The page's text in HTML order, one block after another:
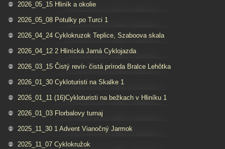
2026_05_15 Hliník a okolie
2026_05_08 Potulky po Turci 1
2026_04_24 Cyklokruzok Teplice, Szaboova skala
2026_04_12 2 Hlinícká Jarná Cyklojazda
2026_03_15 Čistý revír- čistá príroda Bralce Lehôtka
2026_01_30 Cykloturisti na Skalke 1
2026_01_11 (16)Cykloturisti na bežkach v Hliníku 1
2026_01_03 Florbalovy turnaj
2025_11_30 1 Advent Vianočný Jarmok
2025_11_07 Cyklokružok